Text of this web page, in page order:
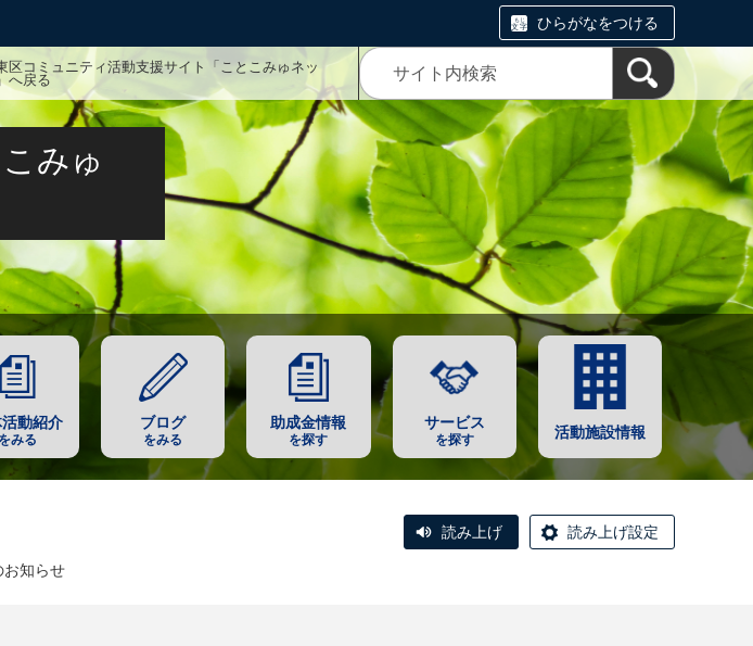
ひらがなをつける
区コミュニティ活動支援サイト「ことこみゅネッ
へ戻る
みゅ
活動紹介
をみる
ブログ
をみる
助成金情報
を探す
サービス
を探す 活動施設情報
読み上げ 読み上げ設定
お知らせ